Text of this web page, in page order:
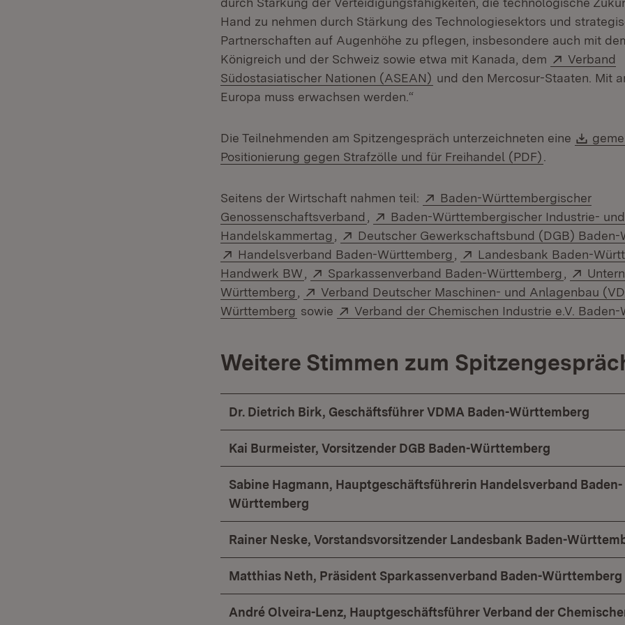
Hand zu nehmen durch Stärkung des Technologiesektors und
Partnerschaften auf Augenhöhe zu pflegen, insbesondere auch mit
Königreich und der Schweiz sowie etwa mit Kanada, dem
Extern:
Verband
Südostasiatischer Nationen (ASEAN) (Öffnet in neuem Fenster)
und den Mercosur-Staaten. Mit
Europa muss erwachsen werden.“
Die Teilnehmenden am Spitzengespräch unterzeichneten eine
Positionierung gegen Strafzölle und für Freihandel (PDF)
Seitens der Wirtschaft nahmen teil: Extern:
Baden-Württembergischer
Genossenschaftsverband (Öffnet in neuem Fenster)
Extern:
Baden-Württembergischer Industrie- und
Handelskammertag (Öffnet in neuem Fenster)
Extern:
Deutscher Gewerkschaftsbund (DGB) Baden-
Extern:
Handelsverband Baden-Württemberg (Öffnet in neuem Fenster)
Extern:
Landesbank Baden-
Handwerk BW (Öffnet in neuem Fenster)
Extern:
Sparkassenverband Baden-Württemberg (Öffnet in
Württemberg (Öffnet in neuem Fenster)
Extern:
Verband Deutscher Maschinen- und Anlagenbau
Württemberg (Öffnet in neuem Fenster)
sowie Extern:
Verband der Chemischen Industrie e.V.
Weitere Stimmen zum
Dr. Dietrich Birk, Geschäftsführer VDMA Baden-Württemberg
Kai Burmeister, Vorsitzender DGB Baden-Württemberg
Sabine Hagmann, Hauptgeschäftsführerin Handelsverband Baden-
Württemberg
Rainer Neske, Vorstandsvorsitzender Landesbank Baden-
Matthias Neth, Präsident Sparkassenverband Baden-Württemberg
André Olveira-Lenz, Hauptgeschäftsführer Verband der